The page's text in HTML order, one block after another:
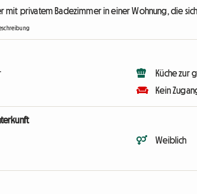
mit privatem Badezimmer in einer Wohnung, die
Küche zur
Kein
Weiblich